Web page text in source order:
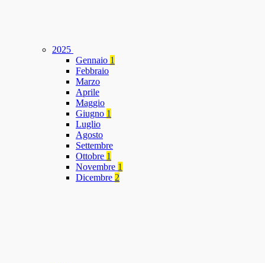
2025
Gennaio 1
Febbraio
Marzo
Aprile
Maggio
Giugno 1
Luglio
Agosto
Settembre
Ottobre 1
Novembre 1
Dicembre 2